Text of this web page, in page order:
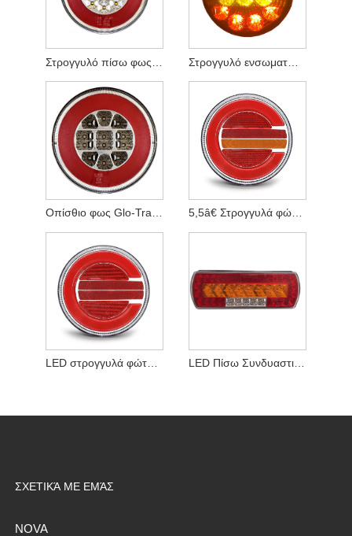
Στρογγυλό ενσωματωμένο πίσω φως αυτοκινήτου
5,5â€ Στρογγυλά φώτα τρέιλερ με ανακλαστήρα
LED στρογγυλά φώτα τρέιλερ με ανακλαστήρα LED Πίσω Συνδυαστικό Φως
ΣΧΕΤΙΚΆ ΜΕ ΕΜΆΣ
NOVA